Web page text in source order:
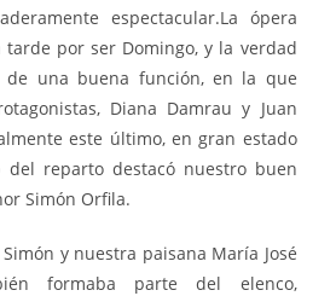
espectacular.La ópera
por ser Domingo, y la verdad
de una buena función, en la que
Diana Damrau y Juan
este último, en gran estado
reparto destacó nuestro buen
Simón Orfila.
y nuestra paisana María José
formaba parte del elenco,